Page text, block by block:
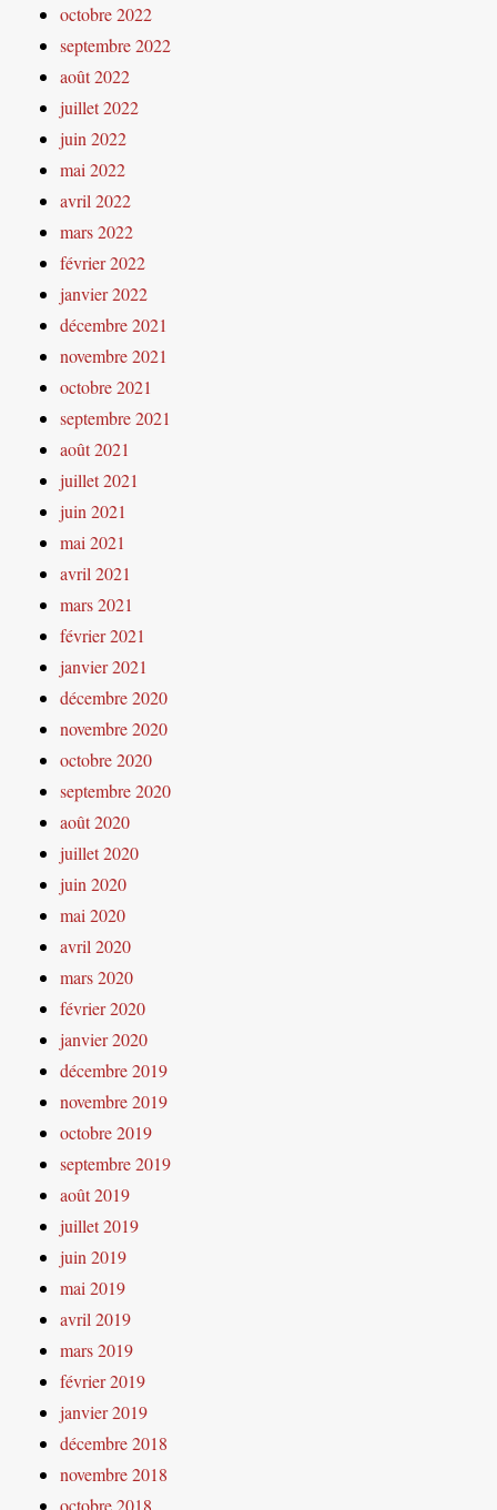
octobre 2022
septembre 2022
août 2022
juillet 2022
juin 2022
mai 2022
avril 2022
mars 2022
février 2022
janvier 2022
décembre 2021
novembre 2021
octobre 2021
septembre 2021
août 2021
juillet 2021
juin 2021
mai 2021
avril 2021
mars 2021
février 2021
janvier 2021
décembre 2020
novembre 2020
octobre 2020
septembre 2020
août 2020
juillet 2020
juin 2020
mai 2020
avril 2020
mars 2020
février 2020
janvier 2020
décembre 2019
novembre 2019
octobre 2019
septembre 2019
août 2019
juillet 2019
juin 2019
mai 2019
avril 2019
mars 2019
février 2019
janvier 2019
décembre 2018
novembre 2018
octobre 2018